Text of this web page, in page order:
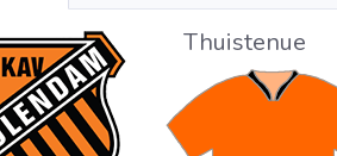
Thuistenue